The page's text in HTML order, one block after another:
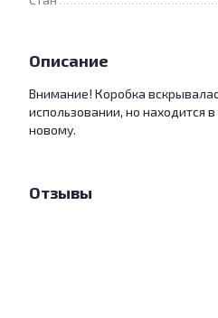
Описание
Внимание! Коробка
использовании, но находится
новому.
Отзывы